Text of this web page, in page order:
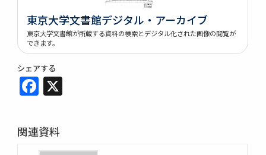
東京大学文書館デジタル・アーカイブ
東京大学文書館が所蔵する資料の検索とデジタル化された画像の閲覧が
できます。
シェアする
Facebook
関連資料